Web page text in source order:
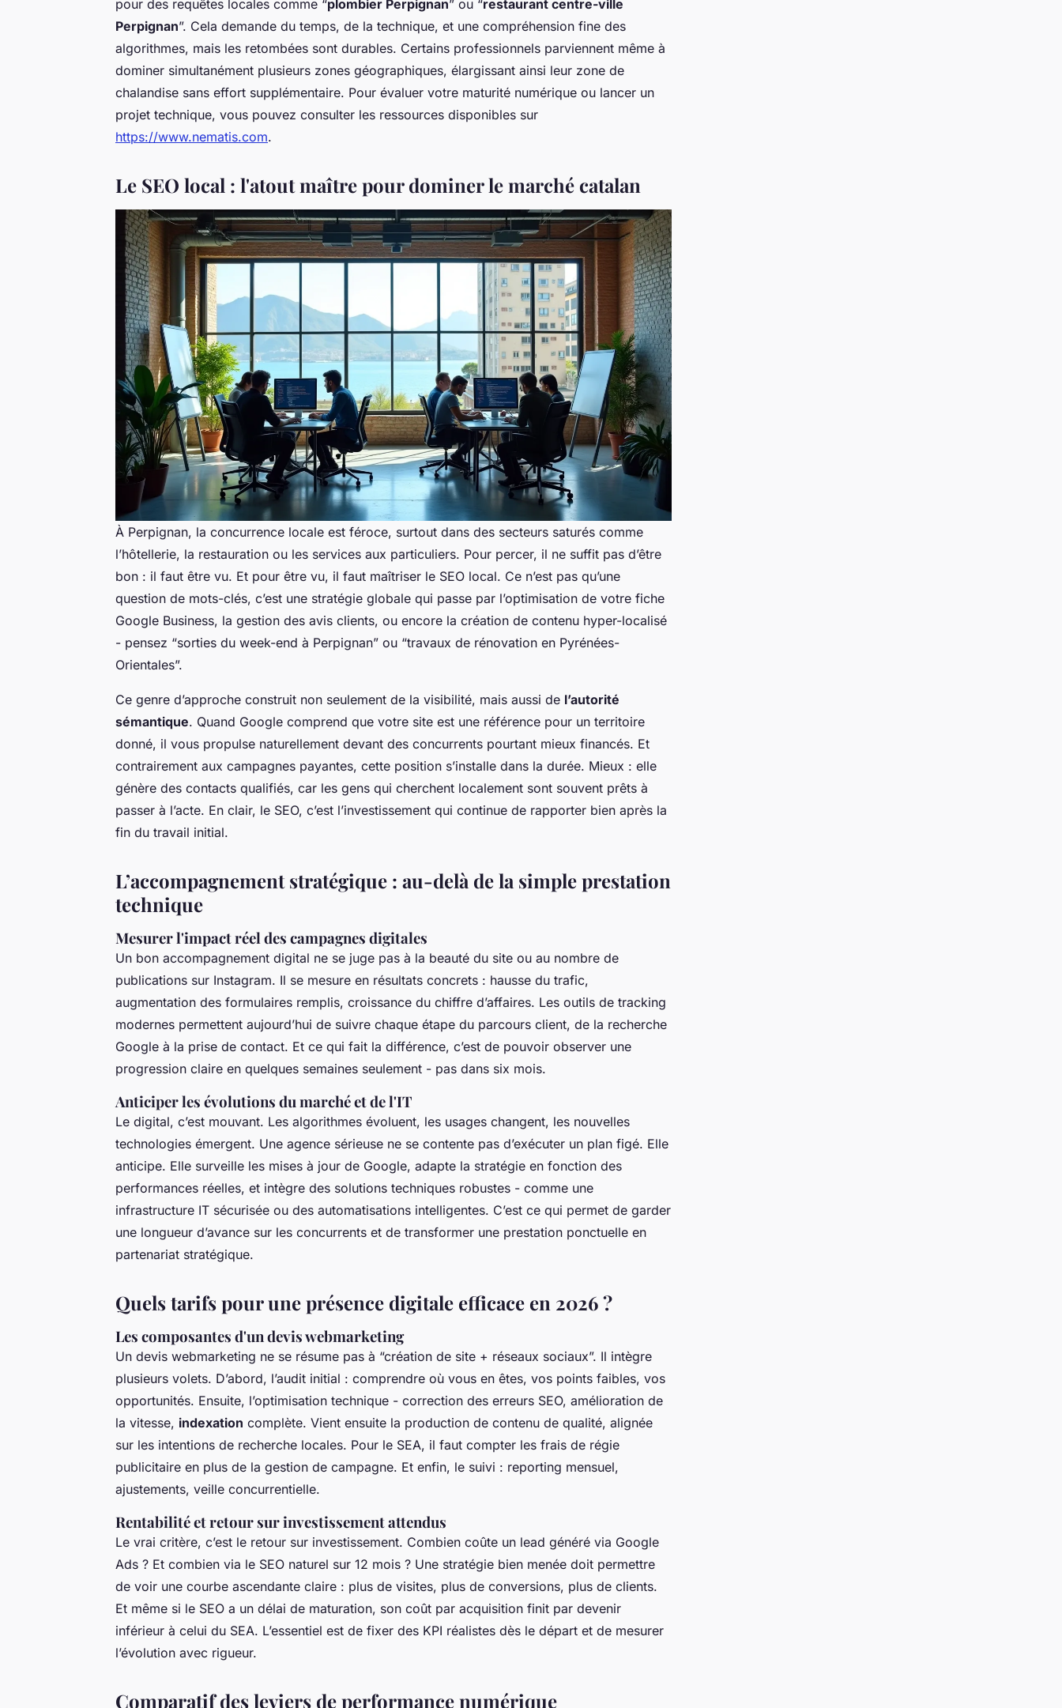
pour des requêtes locales comme “plombier Perpignan” ou “restaurant centre-ville
Perpignan”. Cela demande du temps, de la technique, et une compréhension fine des
algorithmes, mais les retombées sont durables. Certains professionnels parviennent même à
dominer simultanément plusieurs zones géographiques, élargissant ainsi leur zone de
chalandise sans effort supplémentaire. Pour évaluer votre maturité numérique ou lancer un
projet technique, vous pouvez consulter les ressources disponibles sur
https://www.nematis.com.
Le SEO local : l'atout maître pour dominer le marché catalan
À Perpignan, la concurrence locale est féroce, surtout dans des secteurs saturés comme
l’hôtellerie, la restauration ou les services aux particuliers. Pour percer, il ne suffit pas d’être
bon : il faut être vu. Et pour être vu, il faut maîtriser le SEO local. Ce n’est pas qu’une
question de mots-clés, c’est une stratégie globale qui passe par l’optimisation de votre fiche
Google Business, la gestion des avis clients, ou encore la création de contenu hyper-localisé
- pensez “sorties du week-end à Perpignan” ou “travaux de rénovation en Pyrénées-
Orientales”.
Ce genre d’approche construit non seulement de la visibilité, mais aussi de l’autorité
sémantique. Quand Google comprend que votre site est une référence pour un territoire
donné, il vous propulse naturellement devant des concurrents pourtant mieux financés. Et
contrairement aux campagnes payantes, cette position s’installe dans la durée. Mieux : elle
génère des contacts qualifiés, car les gens qui cherchent localement sont souvent prêts à
passer à l’acte. En clair, le SEO, c’est l’investissement qui continue de rapporter bien après la
fin du travail initial.
L’accompagnement stratégique : au-delà de la simple prestation
technique
Mesurer l'impact réel des campagnes digitales
Un bon accompagnement digital ne se juge pas à la beauté du site ou au nombre de
publications sur Instagram. Il se mesure en résultats concrets : hausse du trafic,
augmentation des formulaires remplis, croissance du chiffre d’affaires. Les outils de tracking
modernes permettent aujourd’hui de suivre chaque étape du parcours client, de la recherche
Google à la prise de contact. Et ce qui fait la différence, c’est de pouvoir observer une
progression claire en quelques semaines seulement - pas dans six mois.
Anticiper les évolutions du marché et de l'IT
Le digital, c’est mouvant. Les algorithmes évoluent, les usages changent, les nouvelles
technologies émergent. Une agence sérieuse ne se contente pas d’exécuter un plan figé. Elle
anticipe. Elle surveille les mises à jour de Google, adapte la stratégie en fonction des
performances réelles, et intègre des solutions techniques robustes - comme une
infrastructure IT sécurisée ou des automatisations intelligentes. C’est ce qui permet de garder
une longueur d’avance sur les concurrents et de transformer une prestation ponctuelle en
partenariat stratégique.
Quels tarifs pour une présence digitale efficace en 2026 ?
Les composantes d'un devis webmarketing
Un devis webmarketing ne se résume pas à “création de site + réseaux sociaux”. Il intègre
plusieurs volets. D’abord, l’audit initial : comprendre où vous en êtes, vos points faibles, vos
opportunités. Ensuite, l’optimisation technique - correction des erreurs SEO, amélioration de
la vitesse, indexation complète. Vient ensuite la production de contenu de qualité, alignée
sur les intentions de recherche locales. Pour le SEA, il faut compter les frais de régie
publicitaire en plus de la gestion de campagne. Et enfin, le suivi : reporting mensuel,
ajustements, veille concurrentielle.
Rentabilité et retour sur investissement attendus
Le vrai critère, c’est le retour sur investissement. Combien coûte un lead généré via Google
Ads ? Et combien via le SEO naturel sur 12 mois ? Une stratégie bien menée doit permettre
de voir une courbe ascendante claire : plus de visites, plus de conversions, plus de clients.
Et même si le SEO a un délai de maturation, son coût par acquisition finit par devenir
inférieur à celui du SEA. L’essentiel est de fixer des KPI réalistes dès le départ et de mesurer
l’évolution avec rigueur.
Comparatif des leviers de performance numérique